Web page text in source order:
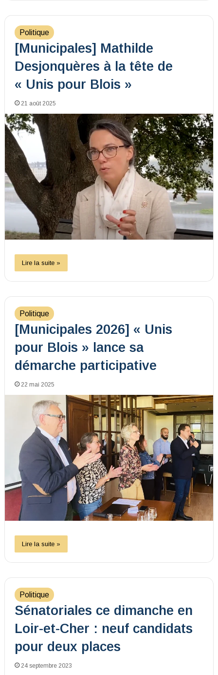
Politique
[Municipales] Mathilde
Desjonquères à la tête de
« Unis pour Blois »
21 août 2025
Lire la suite »
Politique
[Municipales 2026] « Unis
pour Blois » lance sa
démarche participative
22 mai 2025
Lire la suite »
Politique
Sénatoriales ce dimanche en
Loir-et-Cher : neuf candidats
pour deux places
24 septembre 2023